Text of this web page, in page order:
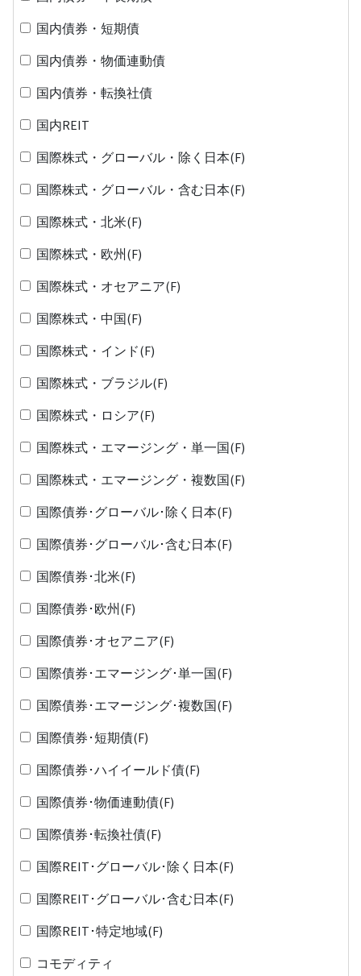
国内債券・短期債
国内債券・物価連動債
国内債券・転換社債
国内REIT
国際株式・グローバル・除く日本(F)
国際株式・グローバル・含む日本(F)
国際株式・北米(F)
国際株式・欧州(F)
国際株式・オセアニア(F)
国際株式・中国(F)
国際株式・インド(F)
国際株式・ブラジル(F)
国際株式・ロシア(F)
国際株式・エマージング・単一国(F)
国際株式・エマージング・複数国(F)
国際債券･グローバル･除く日本(F)
国際債券･グローバル･含む日本(F)
国際債券･北米(F)
国際債券･欧州(F)
国際債券･オセアニア(F)
国際債券･エマージング･単一国(F)
国際債券･エマージング･複数国(F)
国際債券･短期債(F)
国際債券･ハイイールド債(F)
国際債券･物価連動債(F)
国際債券･転換社債(F)
国際REIT･グローバル･除く日本(F)
国際REIT･グローバル･含む日本(F)
国際REIT･特定地域(F)
コモディティ